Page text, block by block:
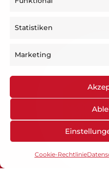
Statistiken
Marketing
Cookie-Rechtlinie
OGS